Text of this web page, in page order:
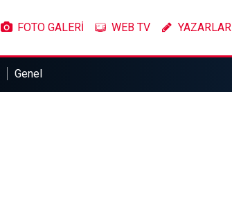
FOTO GALERİ WEB TV YAZARLAR
Genel